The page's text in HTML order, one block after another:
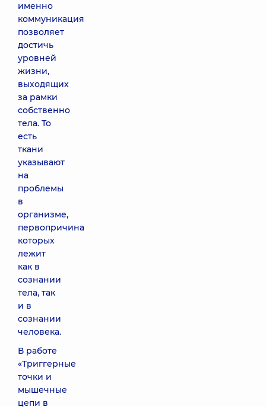
именно
коммуникация
позволяет
достичь
уровней
жизни,
выходящих
за рамки
собственно
тела. То
есть
ткани
указывают
на
проблемы
в
организме,
первопричина
которых
лежит
как в
сознании
тела, так
и в
сознании
человека.
В работе
«Триггерные
точки и
мышечные
цепи в